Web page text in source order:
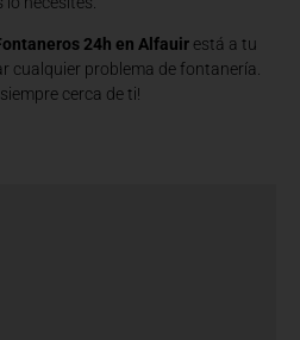
24h en Alfauir está a tu
cualquier problema de fontanería.
cerca de ti!